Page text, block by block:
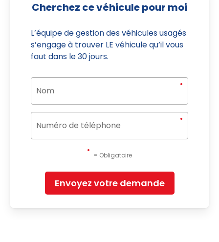
Cherchez ce véhicule pour moi
L’équipe de gestion des véhicules usagés
s’engage à trouver LE véhicule qu’il vous
faut dans le 30 jours.
= Obligatoire
Envoyez votre demande